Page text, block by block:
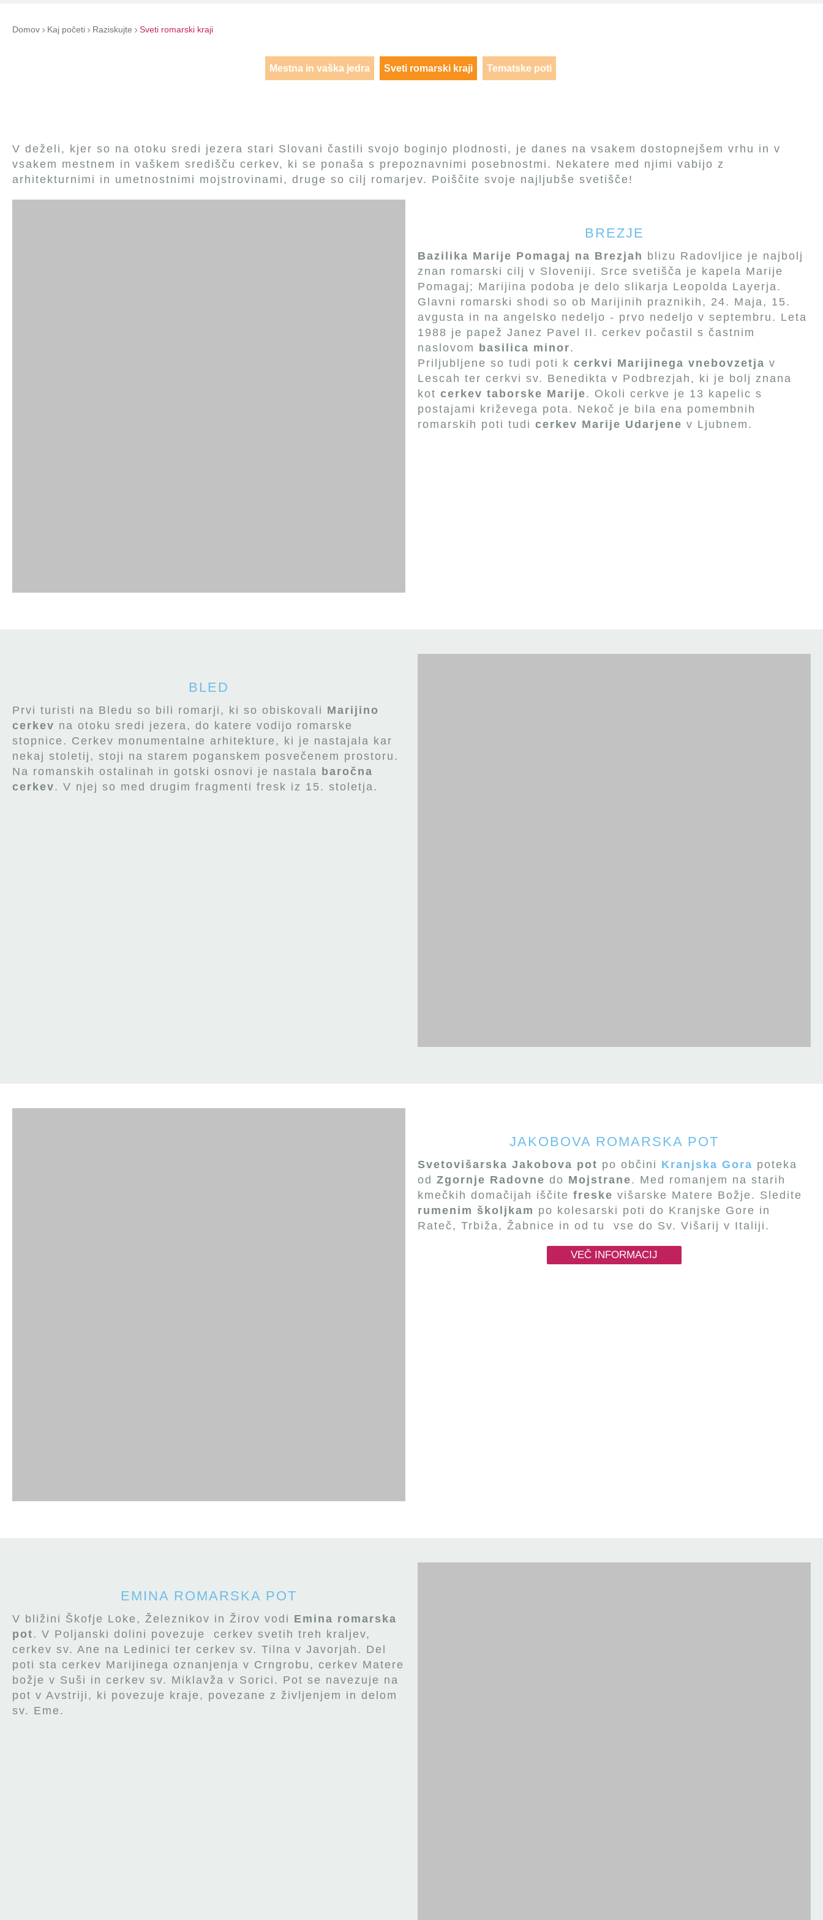
Domov Kaj početi Raziskujte Sveti romarski kraji
Mestna in vaška jedra Sveti romarski kraji Tematske poti
V deželi, kjer so na otoku sredi jezera stari Slovani častili svojo boginjo plodnosti, je danes na vsakem dostopnejšem vrhu in v
vsakem mestnem in vaškem središču cerkev, ki se ponaša s prepoznavnimi posebnostmi. Nekatere med njimi vabijo z
arhitekturnimi in umetnostnimi mojstrovinami, druge so cilj romarjev. Poiščite svoje najljubše svetišče!
BREZJE
Bazilika Marije Pomagaj na Brezjah blizu Radovljice je najbolj
znan romarski cilj v Sloveniji. Srce svetišča je kapela Marije
Pomagaj; Marijina podoba je delo slikarja Leopolda Layerja.
Glavni romarski shodi so ob Marijinih praznikih, 24. Maja, 15.
avgusta in na angelsko nedeljo - prvo nedeljo v septembru. Leta
1988 je papež Janez Pavel II. cerkev počastil s častnim
naslovom
basilica minor.
Priljubljene so tudi poti k cerkvi Marijinega vnebovzetja v
Lescah ter cerkvi sv. Benedikta v Podbrezjah, ki je bolj znana
kot cerkev taborske Marije. Okoli cerkve je 13 kapelic s
postajami križevega pota. Nekoč je bila ena pomembnih
romarskih poti tudi cerkev Marije Udarjene v Ljubnem.
BLED
Prvi turisti na Bledu so bili romarji, ki so obiskovali Marijino
cerkev na otoku sredi jezera, do katere vodijo romarske
stopnice. Cerkev monumentalne arhitekture, ki je nastajala kar
nekaj stoletij, stoji na starem poganskem posvečenem prostoru.
Na romanskih ostalinah in gotski osnovi je nastala baročna
cerkev. V njej so med drugim fragmenti fresk iz 15. stoletja.
JAKOBOVA ROMARSKA POT
Svetovišarska Jakobova pot po občini Kranjska Gora poteka
od Zgornje Radovne do Mojstrane. Med romanjem na starih
kmečkih domačijah iščite freske višarske Matere Božje. Sledite
rumenim školjkam po kolesarski poti do Kranjske Gore in
Rateč, Trbiža, Žabnice in od tu vse do Sv. Višarij v Italiji.
VEČ INFORMACIJ
EMINA ROMARSKA POT
V bližini Škofje Loke, Železnikov in Žirov vodi Emina romarska
pot. V Poljanski dolini povezuje cerkev svetih treh kraljev,
cerkev sv. Ane na Ledinici ter cerkev sv. Tilna v Javorjah. Del
poti sta cerkev Marijinega oznanjenja v Crngrobu, cerkev Matere
božje v Suši in cerkev sv. Miklavža v Sorici. Pot se navezuje na
pot v Avstriji, ki povezuje kraje, povezane z življenjem in delom
sv. Eme.